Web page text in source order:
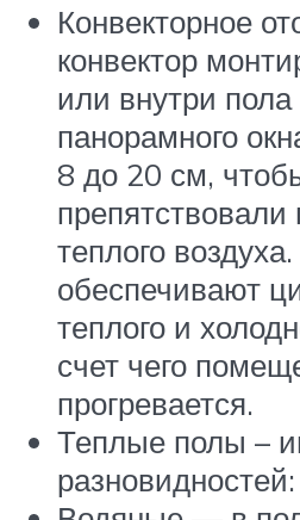
Конвекторное
конвектор
или внутри
панорамного
8 до 20 см,
теплого
обеспечивают
теплого и
счет чего
прогревается.
Теплые полы –
разновидностей: